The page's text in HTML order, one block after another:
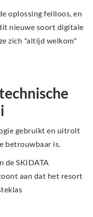
oplossing feilloos, en
nieuwe soort digitale
zich "altijd welkom"
gebruikt en uitrolt
betrouwbaar is.
de SKIDATA
aan dat het resort